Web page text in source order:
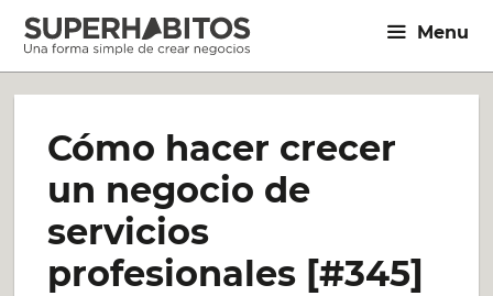
Saltar
contenido
Menu
Cómo hacer crecer
un negocio de
servicios
profesionales [#345]